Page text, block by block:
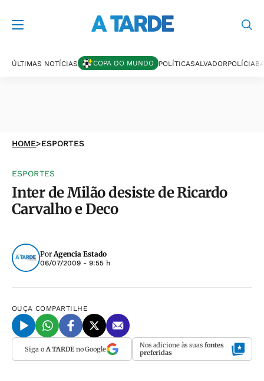
ÚLTIMAS NOTÍCIAS COPA DO MUNDO POLÍTICASALVADORPOLÍCIA
HOME>ESPORTES
ESPORTES
Inter de Milão desiste de Ricardo
Carvalho e Deco
PorAgencia Estado
06/07/2009 - 9:55 h
OUÇA COMPARTILHE
Siga o A TARDEno Google Nos adicione às suas fontes
preferidas